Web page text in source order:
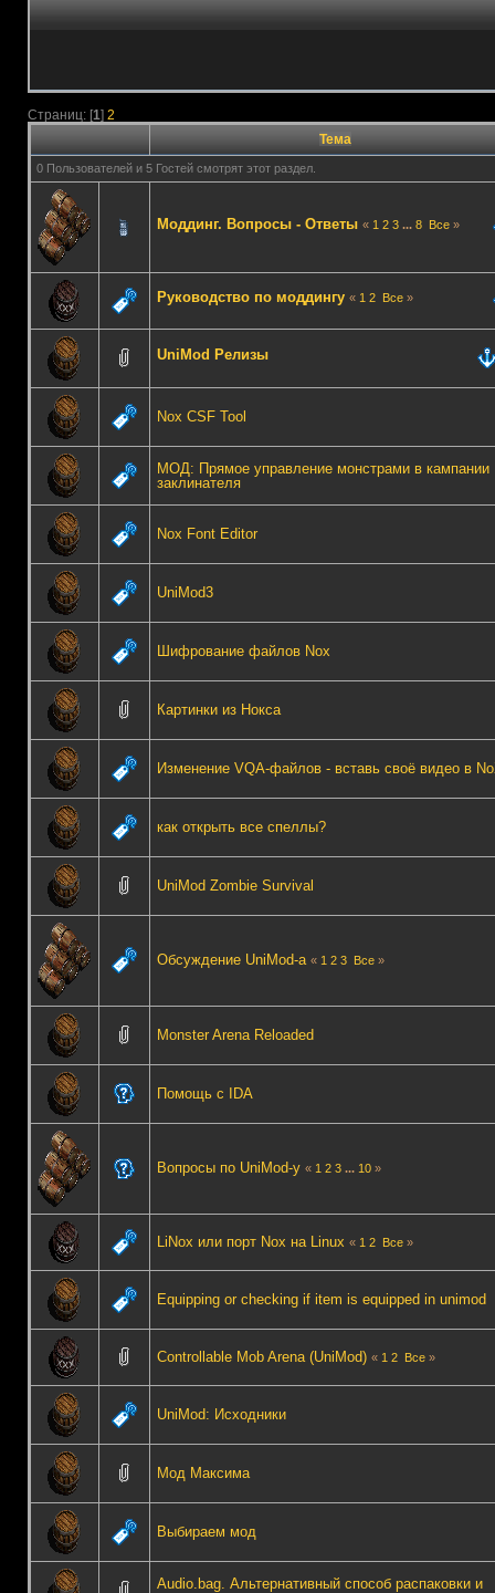
Страниц: [1] 2
Тема
0 Пользователей и 5 Гостей смотрят этот раздел.
Моддинг. Вопросы - Ответы « 1 2 3 ... 8 Все»
Руководство по моддингу « 1 2 Все»
UniMod Релизы
Nox CSF Tool
МОД: Прямое управление монстрами в кампании
заклинателя
Nox Font Editor
UniMod3
Шифрование файлов Nox
Картинки из Нокса
Изменение VQA-файлов - вставь своё видео в
как открыть все спеллы?
UniMod Zombie Survival
Обсуждение UniMod-а « 1 2 3 Все»
Monster Arena Reloaded
Помощь с IDA
Вопросы по UniMod-y « 1 2 3 ... 10»
LiNox или порт Nox на Linux « 1 2 Все»
Equipping or checking if item is equipped in unimod
Controllable Mob Arena (UniMod) « 1 2 Все»
UniMod: Исходники
Мод Максима
Выбираем мод
Audio.bag. Альтернативный способ распаковки и